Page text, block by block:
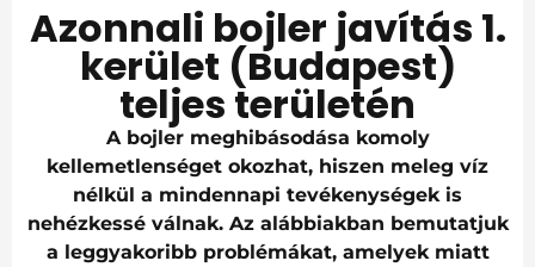
Azonnali bojler javítás 1.
kerület (Budapest)
teljes területén
A bojler meghibásodása komoly
kellemetlenséget okozhat, hiszen meleg víz
nélkül a mindennapi tevékenységek is
nehézkessé válnak. Az alábbiakban bemutatjuk
a leggyakoribb problémákat, amelyek miatt